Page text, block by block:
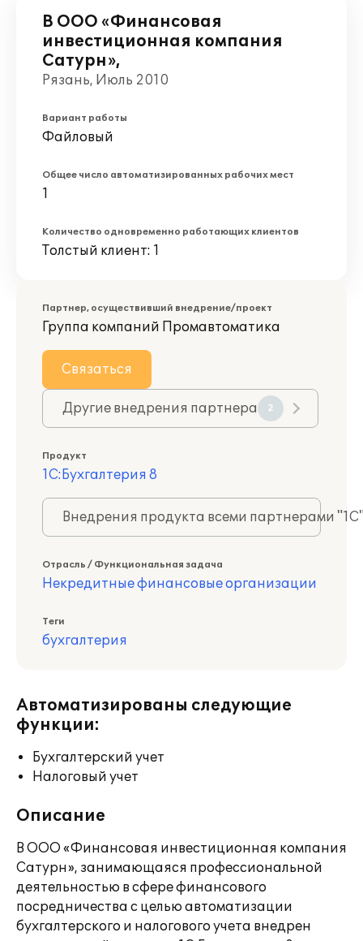
В ООО «Финансовая
инвестиционная компания
Сатурн»,
Рязань, Июль 2010
Вариант работы
Файловый
Общее число автоматизированных рабочих мест
1
Количество одновременно работающих клиентов
Толстый клиент: 1
Партнер, осуществивший внедрение/проект
Группа компаний Промавтоматика
Связаться
Другие внедрения партнера 2
Продукт
1С:Бухгалтерия 8
Внедрения продукта всеми партнерами
Отрасль / Функциональная задача
Некредитные финансовые организации
Теги
бухгалтерия
Автоматизированы следующие
функции:
Бухгалтерский учет
Налоговый учет
Описание
В ООО «Финансовая инвестиционная компания
Сатурн», занимающаяся профессиональной
деятельностью в сфере финансового
посредничества с целью автоматизации
бухгалтерского и налогового учета внедрен